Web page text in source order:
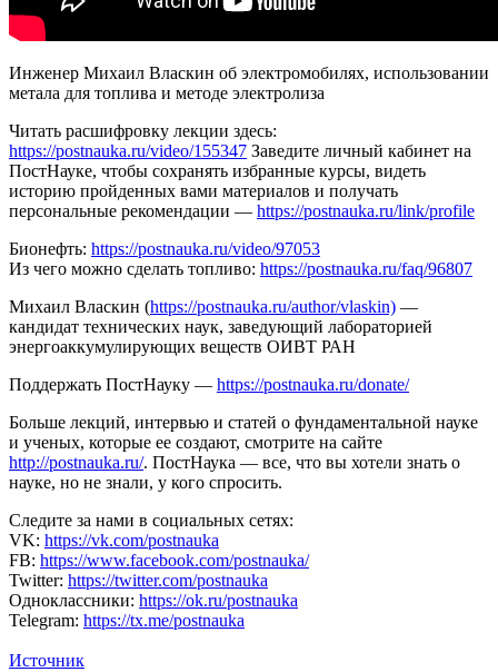
Инженер Михаил Власкин об электромобилях, использовании
метала для топлива и методе электролиза
Читать расшифровку лекции здесь:
https://postnauka.ru/video/155347 Заведите личный кабинет на
ПостНауке, чтобы сохранять избранные курсы, видеть
историю пройденных вами материалов и получать
персональные рекомендации — https://postnauka.ru/link/profile
Бионефть: https://postnauka.ru/video/97053
Из чего можно сделать топливо: https://postnauka.ru/faq/96807
Михаил Власкин (https://postnauka.ru/author/vlaskin) —
кандидат технических наук, заведующий лабораторией
энергоаккумулирующих веществ ОИВТ РАН
Поддержать ПостНауку — https://postnauka.ru/donate/
Больше лекций, интервью и статей о фундаментальной науке
и ученых, которые ее создают, смотрите на сайте
http://postnauka.ru/. ПостНаука — все, что вы хотели знать о
науке, но не знали, у кого спросить.
Следите за нами в социальных сетях:
VK: https://vk.com/postnauka
FB: https://www.facebook.com/postnauka/
Twitter: https://twitter.com/postnauka
Одноклассники: https://ok.ru/postnauka
Telegram: https://tx.me/postnauka
Источник